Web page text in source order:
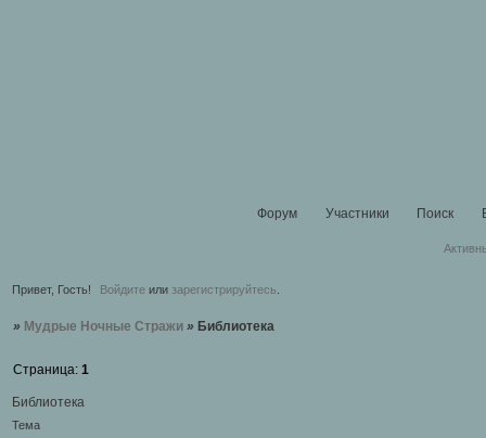
Форум Участники Поиск
Привет, Гость! Войдите или зарегистрируйтесь.
» Мудрые Ночные Стражи » Библиотека
Библиотека
Страница: 1
Тема